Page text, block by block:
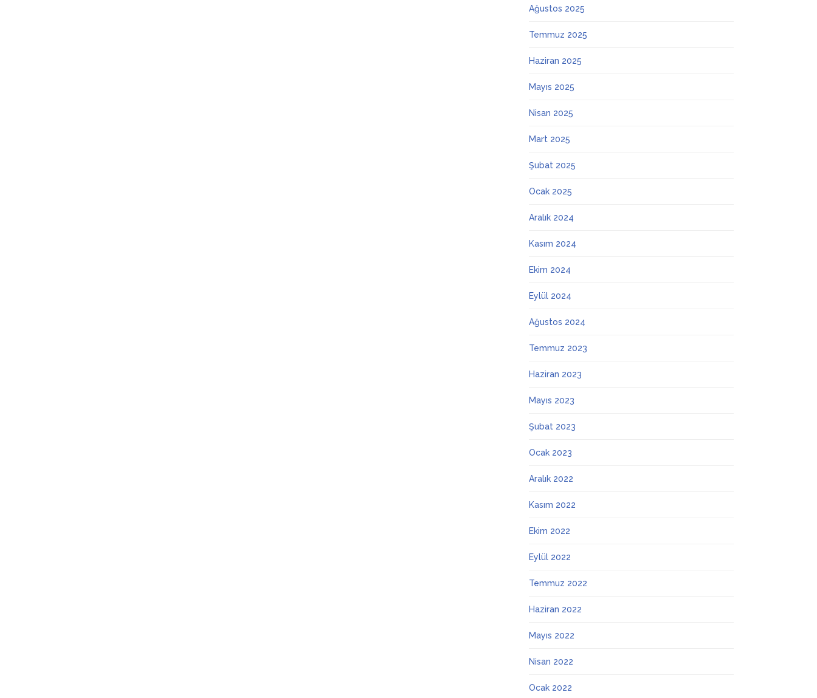
Ağustos 2025
Temmuz 2025
Haziran 2025
Mayıs 2025
Nisan 2025
Mart 2025
Şubat 2025
Ocak 2025
Aralık 2024
Kasım 2024
Ekim 2024
Eylül 2024
Ağustos 2024
Temmuz 2023
Haziran 2023
Mayıs 2023
Şubat 2023
Ocak 2023
Aralık 2022
Kasım 2022
Ekim 2022
Eylül 2022
Temmuz 2022
Haziran 2022
Mayıs 2022
Nisan 2022
Ocak 2022